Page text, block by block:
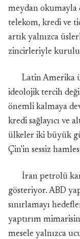
meydan okumayla
telekom, kredi ve
artık yalnızca
zincirleriyle
Latin Amerika
ideolojik tercih
önemli kalmaya
kredi sağlayıcı ve
ülkeler iki büyük
Çin'in sessiz
İran petrolü
gösteriyor. ABD
sınırlamayı
yaptırım
mesele yalnızca